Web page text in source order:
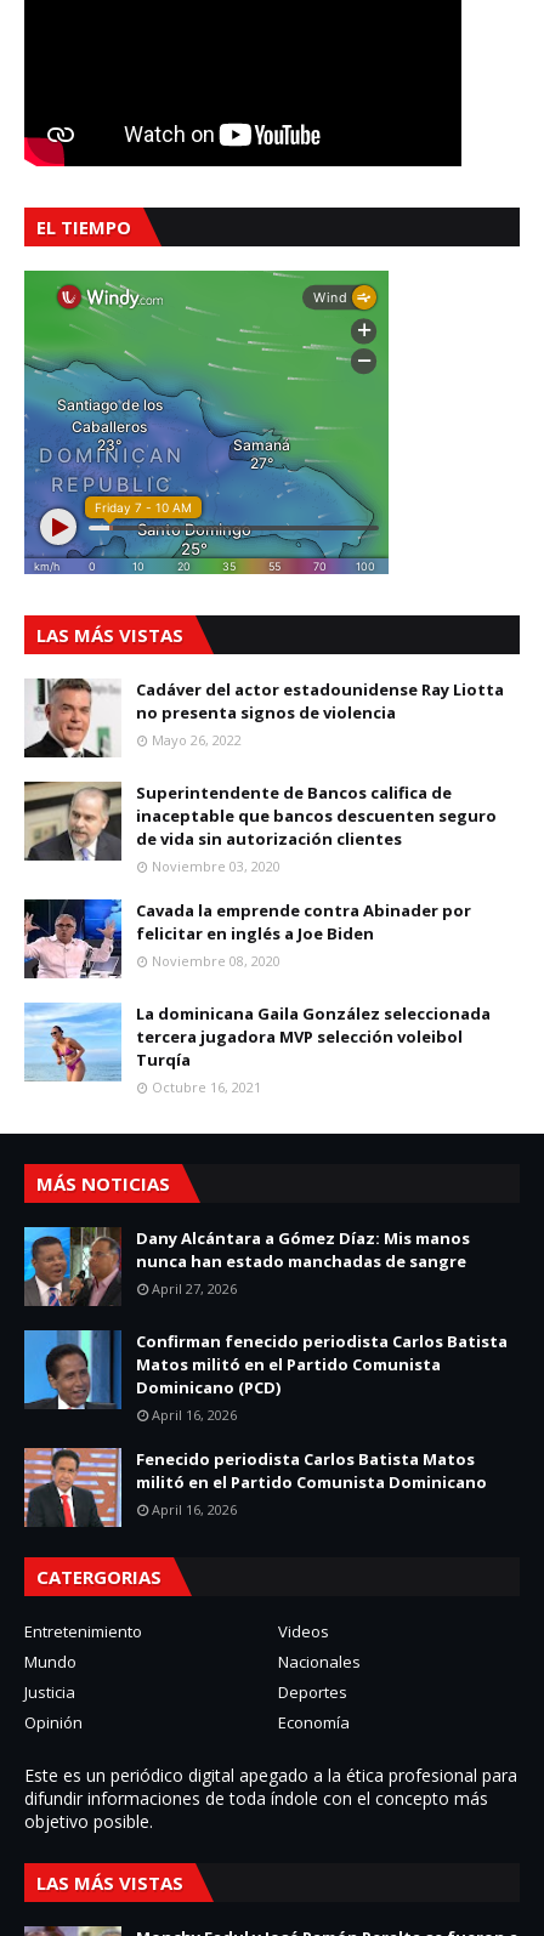
EL TIEMPO
LAS MÁS VISTAS
Cadáver del actor estadounidense Ray Liotta
no presenta signos de violencia
Mayo 26, 2022
Superintendente de Bancos califica de
inaceptable que bancos descuenten seguro
de vida sin autorización clientes
Noviembre 03, 2020
Cavada la emprende contra Abinader por
felicitar en inglés a Joe Biden
Noviembre 08, 2020
La dominicana Gaila González seleccionada
tercera jugadora MVP selección voleibol
Turqía
Octubre 16, 2021
MÁS NOTICIAS
Dany Alcántara a Gómez Díaz: Mis manos
nunca han estado manchadas de sangre
April 27, 2026
Confirman fenecido periodista Carlos Batista
Matos militó en el Partido Comunista
Dominicano (PCD)
April 16, 2026
Fenecido periodista Carlos Batista Matos
militó en el Partido Comunista Dominicano
April 16, 2026
CATERGORIAS
Entretenimiento
Videos
Mundo
Nacionales
Justicia
Deportes
Opinión
Economía
Este es un periódico digital apegado a la ética profesional para
difundir informaciones de toda í­ndole con el concepto más
objetivo posible.
LAS MÁS VISTAS